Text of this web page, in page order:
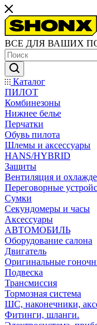
ВСЕ ДЛЯ ВАШИХ
Каталог
ПИЛОТ
Комбинезоны
Нижнее белье
Перчатки
Обувь пилота
Шлемы и аксессуары
HANS/HYBRID
Защиты
Вентиляция и
Переговорные
Сумки
Секундомеры и часы
Аксессуары
АВТОМОБИЛЬ
Оборудование салона
Двигатель
Оригинальные
Подвеска
Трансмиссия
Тормозная система
ШС, наконечники,
Фитинги, шланги.